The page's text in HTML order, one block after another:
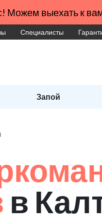
Можем выехать к
Специалисты
Запой
в